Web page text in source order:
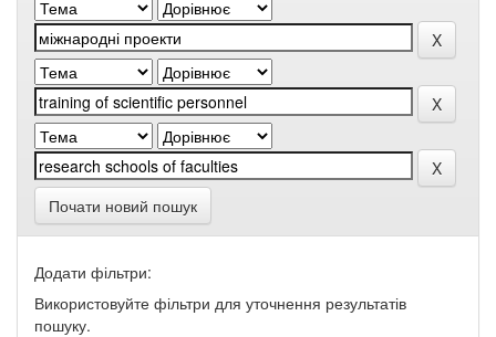
Почати новий пошук
Додати фільтри:
Використовуйте фільтри для уточнення результатів
пошуку.